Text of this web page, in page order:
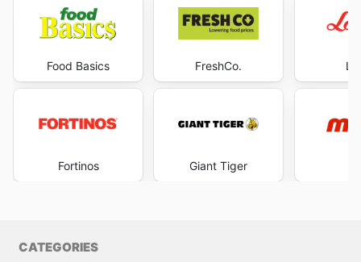
Food Basics
Fortinos
FreshCo.
Giant Tiger
CATEGORIES